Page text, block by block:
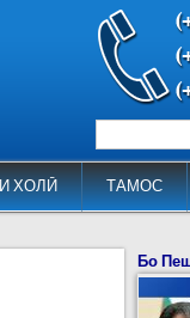
ХОЛӢ ТАМОС
Бо